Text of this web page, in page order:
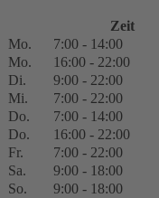
Zeit
Mo.
7:00 - 14:00
Mo.
16:00 - 22:00
Di.
9:00 - 22:00
Mi.
7:00 - 22:00
Do.
7:00 - 14:00
Do.
16:00 - 22:00
Fr.
7:00 - 22:00
Sa.
9:00 - 18:00
So.
9:00 - 18:00